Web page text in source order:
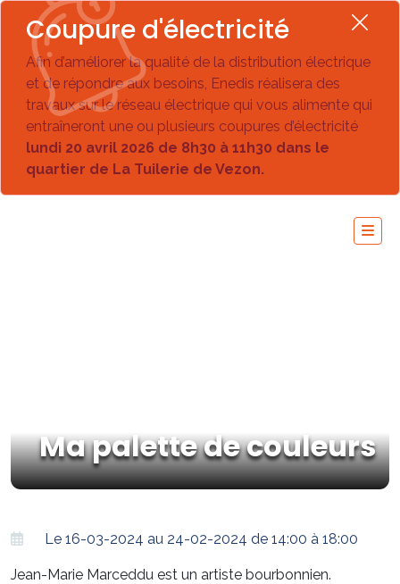
Coupure d'électricité
Afin d’améliorer la qualité de la distribution électrique
et de répondre aux besoins, Enedis réalisera des
travaux sur le réseau électrique qui vous alimente qui
entraîneront une ou plusieurs coupures d’électricité
lundi 20 avril 2026 de 8h30 à 11h30 dans le
quartier de La Tuilerie de Vezon.
Ma palette de couleurs
Le 16-03-2024 au 24-02-2024 de 14:00 à 18:00
Jean-Marie Marceddu est un artiste bourbonnien.